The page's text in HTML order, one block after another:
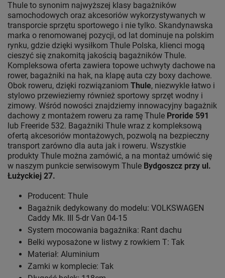
Thule to synonim najwyższej klasy bagażników
samochodowych oraz akcesoriów wykorzystywanych w
transporcie sprzętu sportowego i nie tylko. Skandynawska
marka o renomowanej pozycji, od lat dominuje na polskim
rynku, gdzie dzięki wysiłkom Thule Polska, klienci mogą
cieszyć się znakomitą jakością bagażników Thule.
Kompleksowa oferta zawiera topowe uchwyty dachowe na
rower, bagażniki na hak, na klapę auta czy boxy dachowe.
Obok roweru, dzięki rozwiązaniom Thule, niezwykle łatwo i
stylowo przewieziemy również sportowy sprzęt wodny i
zimowy. Wśród nowości znajdziemy innowacyjny bagażnik
dachowy z montażem roweru za ramę Thule Proride 591
lub Freeride 532. Bagażniki Thule wraz z kompleksową
ofertą akcesoriów montażowych, pozwolą na bezpieczny
transport zarówno dla auta jak i roweru. Wszystkie
produkty Thule można zamówić, a na montaż umówić się
w naszym punkcie serwisowym Thule Bydgoszcz przy ul.
Łużyckiej 27.
Producent: Thule
Bagażnik dedykowany do modelu: VOLKSWAGEN
Caddy Mk. III 5-dr Van 04-15
System mocowania bagażnika: Rant dachu
Belki wyposażone w listwy z rowkiem T: Tak
Materiał: Aluminium
Zamki w komplecie: Tak